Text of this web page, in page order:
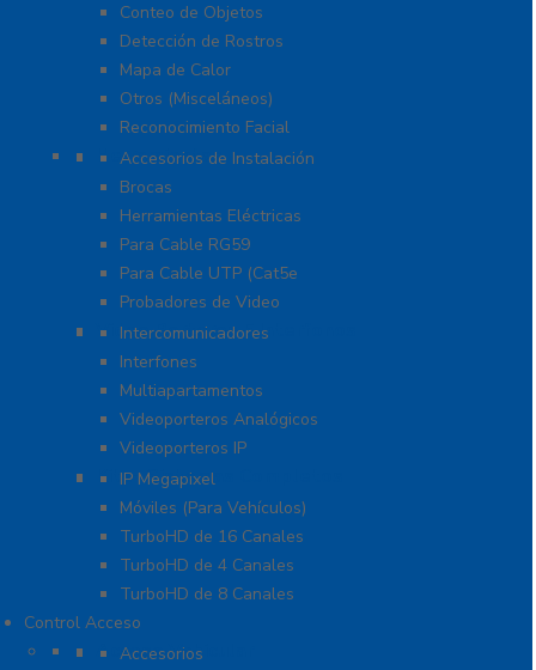
Conteo de Objetos
Detección de Rostros
Mapa de Calor
Otros (Misceláneos)
Reconocimiento Facial
Herramientas
Accesorios de Instalación
Brocas
Herramientas Eléctricas
Para Cable RG59
Para Cable UTP (Cat5e
Probadores de Video
Video Porteros E Interfonos
Intercomunicadores
Interfones
Multiapartamentos
Videoporteros Analógicos
Videoporteros IP
Kits- Sistemas Completos
IP Megapixel
Móviles (Para Vehículos)
TurboHD de 16 Canales
TurboHD de 4 Canales
TurboHD de 8 Canales
Control Acceso
Acceso Vehicular
Accesorios